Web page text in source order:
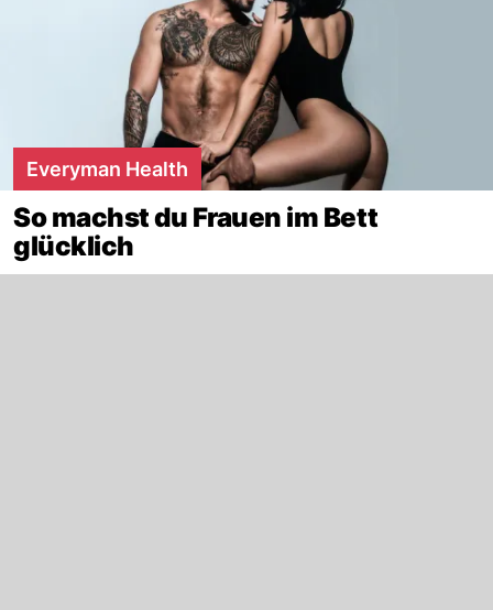
Everyman Health
So machst du Frauen im Bett
glücklich